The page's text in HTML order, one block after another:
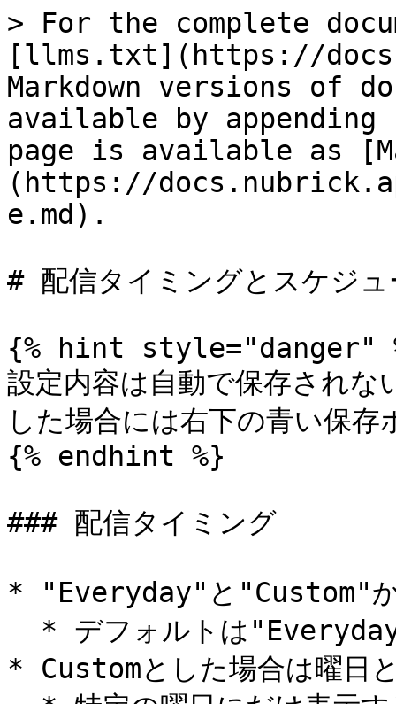
> For the complete
[llms.txt](https://
Markdown versions of
available by
page is available as
(https://
e.md).
# 配信タイミングとスケジュ
{% hint style="danger"
設定内容は自動で保存されな
した場合には右下の青い保
{% endhint %}
### 配信タイミング
* "Everyday"と"Custom"か
* Customとした場合は曜日